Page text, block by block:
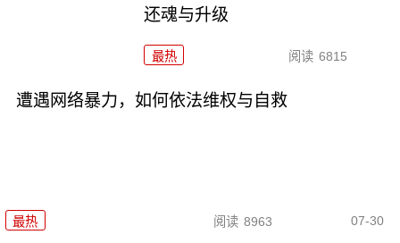
还魂与升级
最热 阅读 6815
遭遇网络暴力，如何依法维权与自救
最热 阅读 8963 07-30